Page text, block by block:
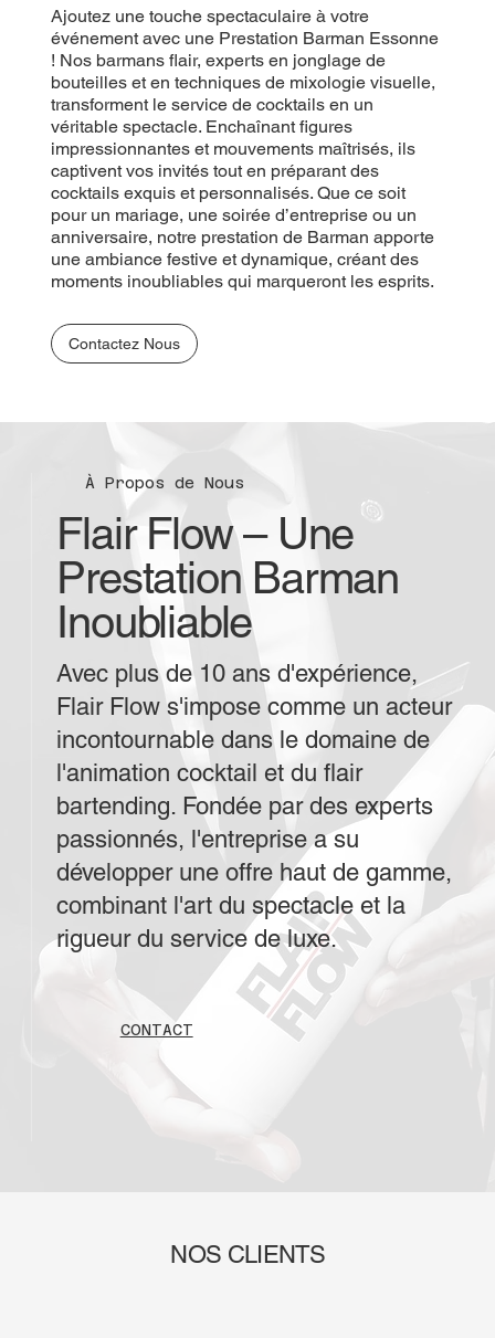
Ajoutez une touche spectaculaire à votre
événement avec une Prestation Barman Essonne
! Nos barmans flair, experts en jonglage de
bouteilles et en techniques de mixologie visuelle,
transforment le service de cocktails en un
véritable spectacle. Enchaînant figures
impressionnantes et mouvements maîtrisés, ils
captivent vos invités tout en préparant des
cocktails exquis et personnalisés. Que ce soit
pour un mariage, une soirée d’entreprise ou un
anniversaire, notre prestation de Barman apporte
une ambiance festive et dynamique, créant des
moments inoubliables qui marqueront les esprits.
Contactez Nous
À Propos de Nous
Flair Flow – Une
Prestation Barman
Inoubliable
CONTACT
Avec plus de 10 ans d'expérience,
Flair Flow s'impose comme un acteur
incontournable dans le domaine de
l'animation cocktail et du flair
bartending. Fondée par des experts
passionnés, l'entreprise a su
développer une offre haut de gamme,
combinant l'art du spectacle et la
rigueur du service de luxe.
NOS CLIENTS